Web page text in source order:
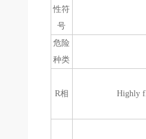
性符
号
危险
种类
R相 Highly